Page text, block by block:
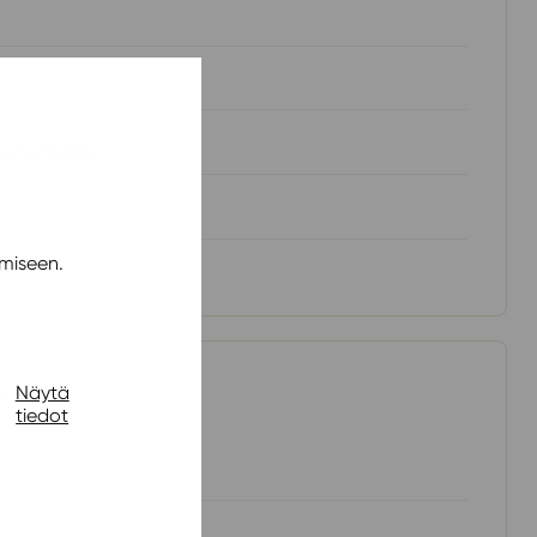
Näytä
tiedot